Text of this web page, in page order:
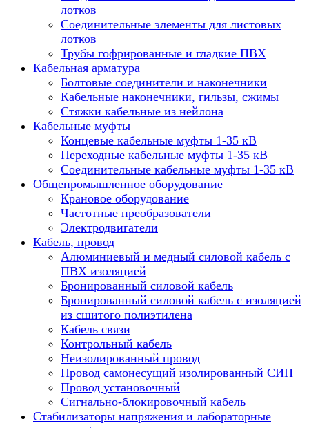
лотков
Соединительные элементы для листовых
лотков
Трубы гофрированные и гладкие ПВХ
Кабельная арматура
Болтовые соединители и наконечники
Кабельные наконечники, гильзы, сжимы
Стяжки кабельные из нейлона
Кабельные муфты
Концевые кабельные муфты 1-35 кВ
Переходные кабельные муфты 1-35 кВ
Соединительные кабельные муфты 1-35 кВ
Общепромышленное оборудование
Крановое оборудование
Частотные преобразователи
Электродвигатели
Кабель, провод
Алюминиевый и медный силовой кабель с
ПВХ изоляцией
Бронированный силовой кабель
Бронированный силовой кабель с изоляцией
из сшитого полиэтилена
Кабель связи
Контрольный кабель
Неизолированный провод
Провод самонесущий изолированный СИП
Провод установочный
Сигнально-блокировочный кабель
Стабилизаторы напряжения и лабораторные